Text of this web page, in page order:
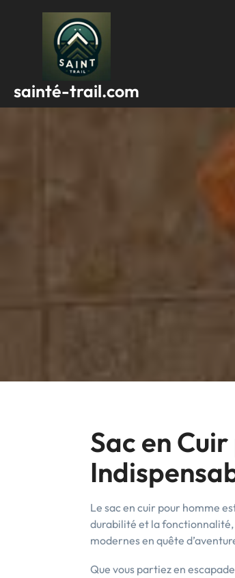
sainté-trail.com
Sac en
Le sac en cuir pour homme
durabilité et la fonctionnalité,
modernes en quête
Que vous partiez en